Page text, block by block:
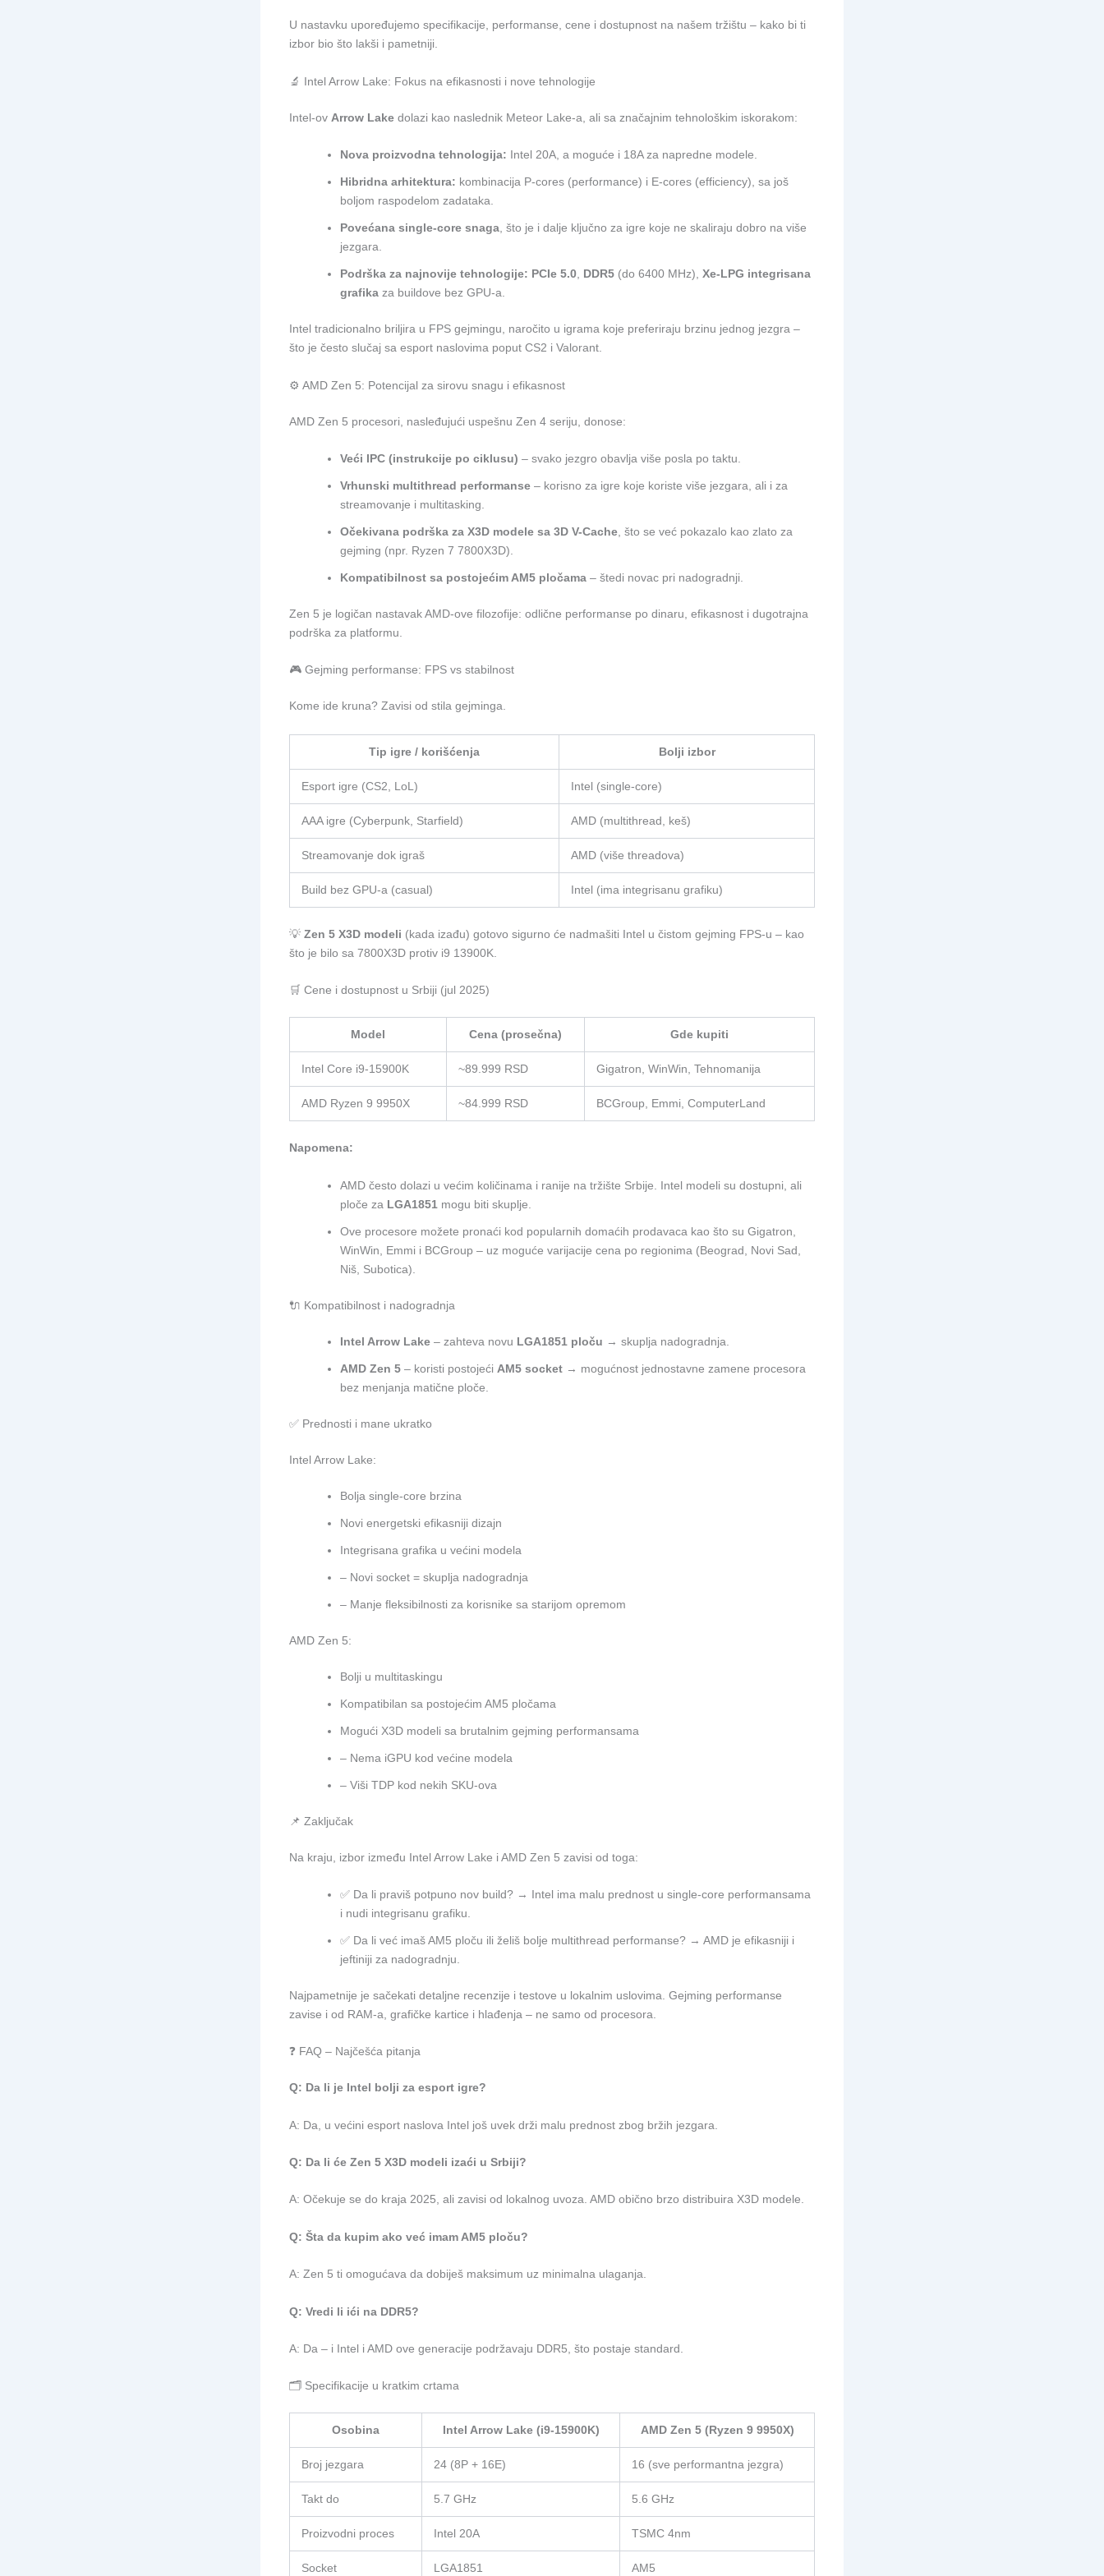
U nastavku upoređujemo specifikacije, performanse, cene i dostupnost na našem tržištu – kako bi ti
izbor bio što lakši i pametniji.
🔬 Intel Arrow Lake: Fokus na efikasnosti i nove tehnologije
Intel-ov Arrow Lake dolazi kao naslednik Meteor Lake-a, ali sa značajnim tehnološkim iskorakom:
Nova proizvodna tehnologija: Intel 20A, a moguće i 18A za napredne modele.
Hibridna arhitektura: kombinacija P-cores (performance) i E-cores (efficiency), sa još
boljom raspodelom zadataka.
Povećana single-core snaga , što je i dalje ključno za igre koje ne skaliraju dobro na više
jezgara.
Podrška za najnovije tehnologije: PCIe 5.0 DDR5 (do 6400 MHz), Xe-LPG integrisana
grafika za buildove bez GPU-a.
Intel tradicionalno briljira u FPS gejmingu, naročito u igrama koje preferiraju brzinu jednog jezgra –
što je često slučaj sa esport naslovima poput CS2 i Valorant.
⚙️ AMD Zen 5: Potencijal za sirovu snagu i efikasnost
AMD Zen 5 procesori, nasleđujući uspešnu Zen 4 seriju, donose:
Veći IPC (instrukcije po ciklusu) – svako jezgro obavlja više posla po taktu.
Vrhunski multithread performanse – korisno za igre koje koriste više jezgara, ali i za
streamovanje i multitasking.
Očekivana podrška za X3D modele sa 3D V-Cache , što se već pokazalo kao zlato za
gejming (npr. Ryzen 7 7800X3D).
Kompatibilnost sa postojećim AM5 pločama – štedi novac pri nadogradnji.
Zen 5 je logičan nastavak AMD-ove filozofije: odlične performanse po dinaru, efikasnost i dugotrajna
podrška za platformu.
🎮 Gejming performanse: FPS vs stabilnost
Kome ide kruna? Zavisi od stila gejminga.
Tip igre / korišćenja Bolji izbor
Esport igre (CS2, LoL) Intel (single-core)
AAA igre (Cyberpunk, Starfield) AMD (multithread, keš)
Streamovanje dok igraš AMD (više threadova)
Build bez GPU-a (casual) Intel (ima integrisanu grafiku)
💡 Zen 5 X3D modeli (kada izađu) gotovo sigurno će nadmašiti Intel u čistom gejming FPS-u – kao
što je bilo sa 7800X3D protiv i9 13900K.
🛒 Cene i dostupnost u Srbiji (jul 2025)
Model Cena (prosečna) Gde kupiti
Intel Core i9-15900K ~89.999 RSD Gigatron, WinWin, Tehnomanija
AMD Ryzen 9 9950X ~84.999 RSD BCGroup, Emmi, ComputerLand
Napomena:
AMD često dolazi u većim količinama i ranije na tržište Srbije. Intel modeli su dostupni, ali
ploče za LGA1851 mogu biti skuplje.
Ove procesore možete pronaći kod popularnih domaćih prodavaca kao što su Gigatron,
WinWin, Emmi i BCGroup – uz moguće varijacije cena po regionima (Beograd, Novi Sad,
Niš, Subotica).
🔌 Kompatibilnost i nadogradnja
Intel Arrow Lake – zahteva novu LGA1851 ploču → skuplja nadogradnja.
AMD Zen 5 – koristi postojeći AM5 socket → mogućnost jednostavne zamene procesora
bez menjanja matične ploče.
✅ Prednosti i mane ukratko
Intel Arrow Lake:
Bolja single-core brzina
Novi energetski efikasniji dizajn
Integrisana grafika u većini modela
– Novi socket = skuplja nadogradnja
– Manje fleksibilnosti za korisnike sa starijom opremom
AMD Zen 5:
Bolji u multitaskingu
Kompatibilan sa postojećim AM5 pločama
Mogući X3D modeli sa brutalnim gejming performansama
– Nema iGPU kod većine modela
– Viši TDP kod nekih SKU-ova
📌 Zaključak
Na kraju, izbor između Intel Arrow Lake i AMD Zen 5 zavisi od toga:
✅ Da li praviš potpuno nov build? → Intel ima malu prednost u single-core performansama
i nudi integrisanu grafiku.
✅ Da li već imaš AM5 ploču ili želiš bolje multithread performanse? → AMD je efikasniji i
jeftiniji za nadogradnju.
Najpametnije je sačekati detaljne recenzije i testove u lokalnim uslovima. Gejming performanse
zavise i od RAM-a, grafičke kartice i hlađenja – ne samo od procesora.
❓ FAQ – Najčešća pitanja
Q: Da li je Intel bolji za esport igre?
A: Da, u većini esport naslova Intel još uvek drži malu prednost zbog bržih jezgara.
Q: Da li će Zen 5 X3D modeli izaći u Srbiji?
A: Očekuje se do kraja 2025, ali zavisi od lokalnog uvoza. AMD obično brzo distribuira X3D modele.
Q: Šta da kupim ako već imam AM5 ploču?
A: Zen 5 ti omogućava da dobiješ maksimum uz minimalna ulaganja.
Q: Vredi li ići na DDR5?
A: Da – i Intel i AMD ove generacije podržavaju DDR5, što postaje standard.
🗂️ Specifikacije u kratkim crtama
Osobina Intel Arrow Lake (i9-15900K) AMD Zen 5 (Ryzen 9 9950X)
Broj jezgara 24 (8P + 16E) 16 (sve performantna jezgra)
Takt do 5.7 GHz 5.6 GHz
Proizvodni proces Intel 20A TSMC 4nm
Socket LGA1851 AM5